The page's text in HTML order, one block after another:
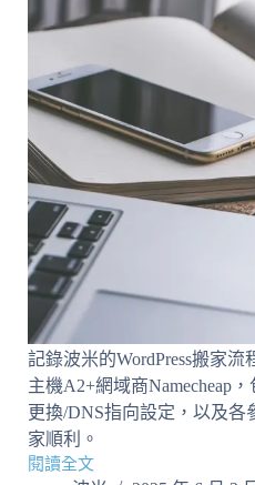
記錄波米的WordPress搬家流
主機A2+網域商Namecheap
更換/DNS指向設定，以及各
家順利。
閱讀全文
【WordPress